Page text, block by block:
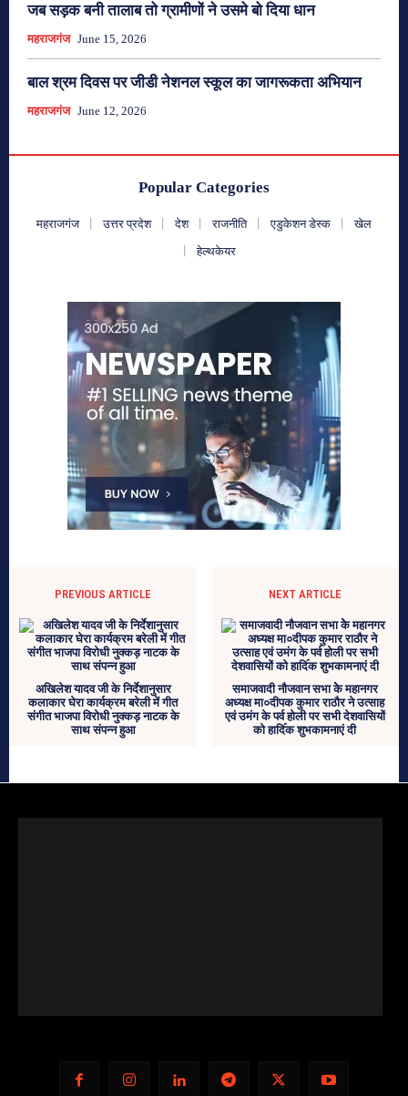
जब सड़क बनी तालाब तो ग्रामीणों ने उसमे बो दिया धान
महराजगंज June 15, 2026
बाल श्रम दिवस पर जीडी नेशनल स्कूल का जागरूकता अभियान
महराजगंज June 12, 2026
Popular Categories
महराजगंज उत्तर प्रदेश देश राजनीति एडुकेशन डेस्क
खेल
हेल्थकेयर
PREVIOUS ARTICLE
अखिलेश यादव जी के निर्देशानुसार
कलाकार घेरा कार्यक्रम बरेली में गीत
संगीत भाजपा विरोधी नुक्कड़ नाटक के
साथ संपन्न हुआ
NEXT ARTICLE
समाजवादी नौजवान सभा केे महानगर
अध्यक्ष मा०दीपक कुमार राठौर ने उत्साह
एवं उमंग के पर्व होली पर सभी देशवासियों
को हादि॔क शुभकामनाएं दी